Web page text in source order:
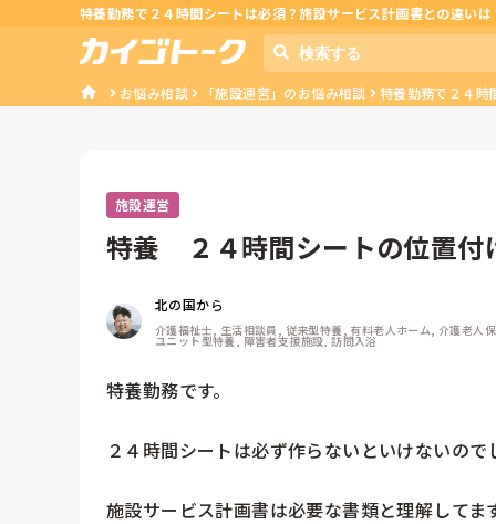
特養勤務で２４時間シートは必須？施設サービス計画書との違いは
お悩み相談 「施設運営」のお悩み相談 特養勤務で２４時
施設運営
特養　２４時間シートの位置付
北の国から
介護福祉士, 生活相談員, 従来型特養, 有料老人ホーム, 介護老人
ユニット型特養, 障害者支援施設, 訪問入浴
特養勤務です。
２４時間シートは必ず作らないといけないの
施設サービス計画書は必要な書類と理解して